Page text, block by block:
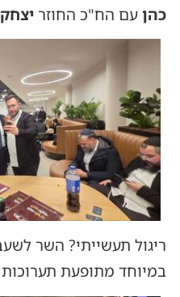
כהןעם הח"כ החוזר
ריגול תעשייתי? השר
במיוחד מתופעת